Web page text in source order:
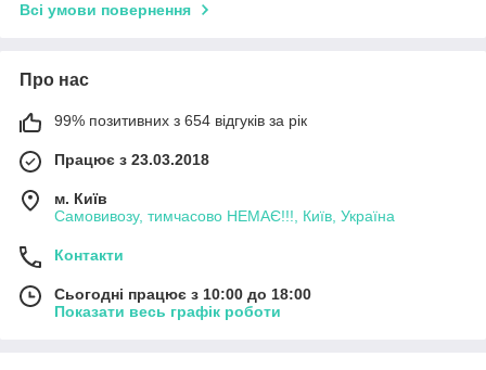
Всі умови повернення
Про нас
99% позитивних з 654 відгуків за рік
Працює з 23.03.2018
м. Київ
Самовивозу, тимчасово НЕМАЄ!!!, Київ, Україна
Контакти
Сьогодні працює з 10:00 до 18:00
Показати весь графік роботи